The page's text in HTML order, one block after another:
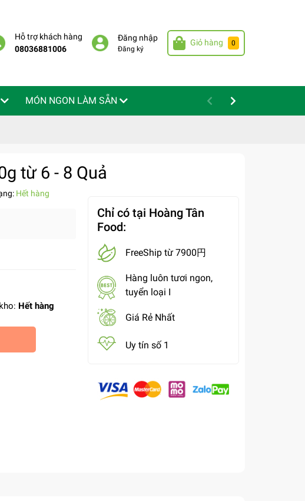
Hỗ trợ khách hàng
08036881006
Đăng nhập
Đăng ký
Giỏ hàng 0
MÓN NGON LÀM SẴN
từ 6 - 8 Quả
Hết hàng
Hết hàng
Chỉ có tại Hoàng Tân
Food:
FreeShip từ 7900円
Hàng luôn tươi ngon,
tuyển loại I
Giá Rẻ Nhất
Uy tín số 1